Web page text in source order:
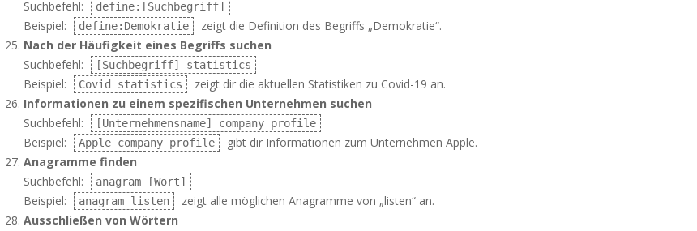
Suchbefehl:
define:[Suchbegriff]
Beispiel: define:Demokratie
zeigt die Definition des Begriffs „Demokratie“.
Nach der Häufigkeit eines Begriffs suchen
Suchbefehl:
[Suchbegriff] statistics
Beispiel: Covid statistics
zeigt dir die aktuellen Statistiken zu Covid-19 an.
Informationen zu einem spezifischen Unternehmen suchen
Suchbefehl:
[Unternehmensname] company profile
Beispiel: Apple company profile
gibt dir Informationen zum Unternehmen Apple.
Anagramme finden
Suchbefehl:
anagram [Wort]
Beispiel: anagram listen
zeigt alle möglichen Anagramme von „listen“ an.
Ausschließen von Wörtern